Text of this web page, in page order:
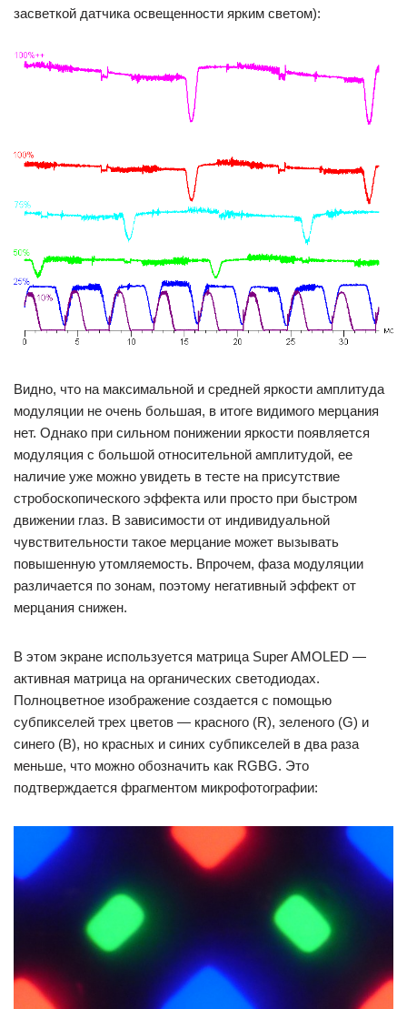
засветкой датчика освещенности ярким светом):
Видно, что на максимальной и средней яркости амплитуда
модуляции не очень большая, в итоге видимого мерцания
нет. Однако при сильном понижении яркости появляется
модуляция с большой относительной амплитудой, ее
наличие уже можно увидеть в тесте на присутствие
стробоскопического эффекта или просто при быстром
движении глаз. В зависимости от индивидуальной
чувствительности такое мерцание может вызывать
повышенную утомляемость. Впрочем, фаза модуляции
различается по зонам, поэтому негативный эффект от
мерцания снижен.
В этом экране используется матрица Super AMOLED —
активная матрица на органических светодиодах.
Полноцветное изображение создается с помощью
субпикселей трех цветов — красного (R), зеленого (G) и
синего (B), но красных и синих субпикселей в два раза
меньше, что можно обозначить как RGBG. Это
подтверждается фрагментом микрофотографии: